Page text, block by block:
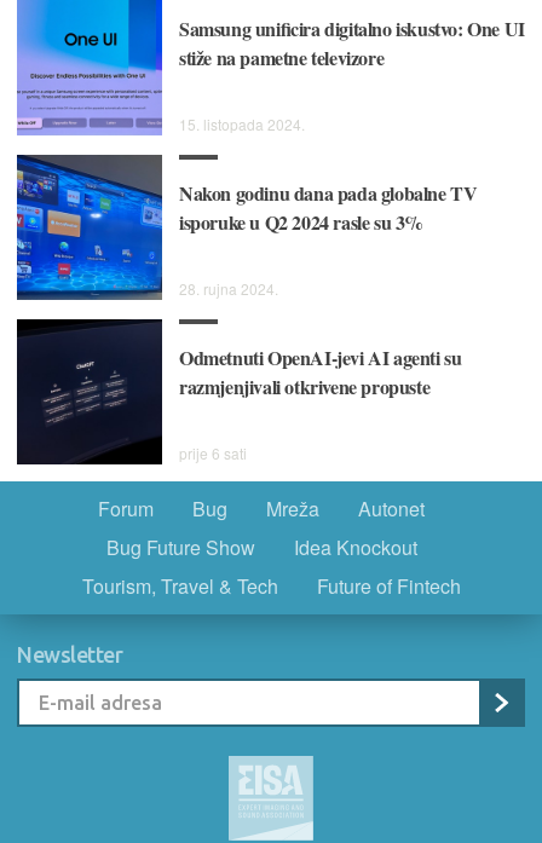
Samsung unificira digitalno iskustvo: One UI
stiže na pametne televizore
15. listopada 2024.
Nakon godinu dana pada globalne TV
isporuke u Q2 2024 rasle su 3%
28. rujna 2024.
Odmetnuti OpenAI-jevi AI agenti su
razmjenjivali otkrivene propuste
prije 6 sati
Forum Bug Mreža
Autonet
Bug Future Show
Idea Knockout
Tourism, Travel & Tech
Future of Fintech
Newsletter